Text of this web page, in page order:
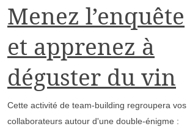
Menez l’enquête
et apprenez à
déguster du vin
Cette activité de team-building regroupera vos
collaborateurs autour d'une double-énigme :